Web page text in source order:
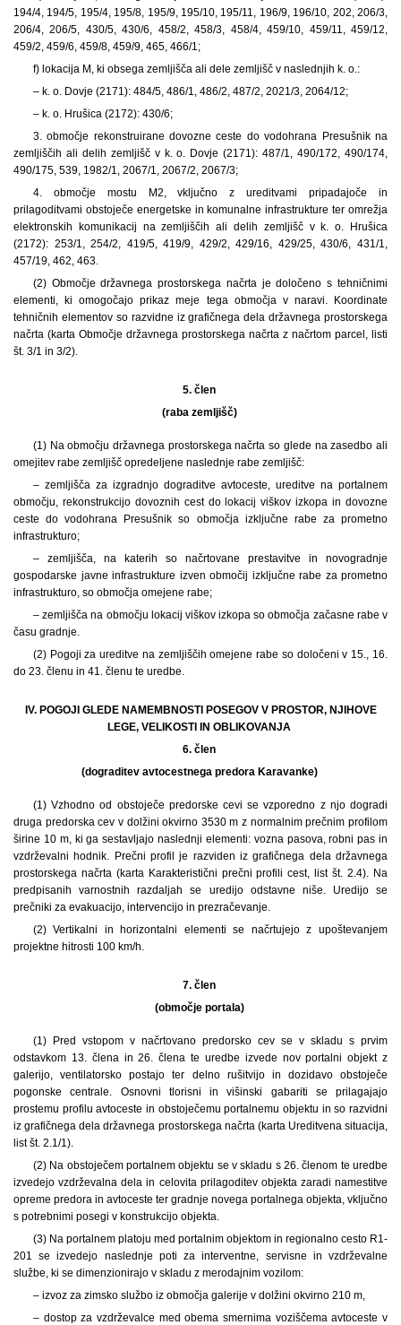
194/4, 194/5, 195/4, 195/8, 195/9, 195/10, 195/11, 196/9, 196/10, 202, 206/3,
206/4, 206/5, 430/5, 430/6, 458/2, 458/3, 458/4, 459/10, 459/11, 459/12,
459/2, 459/6, 459/8, 459/9, 465, 466/1;
f) lokacija M, ki obsega zemljišča ali dele zemljišč v naslednjih k. o.:
– k. o. Dovje (2171): 484/5, 486/1, 486/2, 487/2, 2021/3, 2064/12;
– k. o. Hrušica (2172): 430/6;
3. območje rekonstruirane dovozne ceste do vodohrana Presušnik na
zemljiščih ali delih zemljišč v k. o. Dovje (2171): 487/1, 490/172, 490/174,
490/175, 539, 1982/1, 2067/1, 2067/2, 2067/3;
4. območje mostu M2, vključno z ureditvami pripadajoče in
prilagoditvami obstoječe energetske in komunalne infrastrukture ter omrežja
elektronskih komunikacij na zemljiščih ali delih zemljišč v k. o. Hrušica
(2172): 253/1, 254/2, 419/5, 419/9, 429/2, 429/16, 429/25, 430/6, 431/1,
457/19, 462, 463.
(2) Območje državnega prostorskega načrta je določeno s tehničnimi
elementi, ki omogočajo prikaz meje tega območja v naravi. Koordinate
tehničnih elementov so razvidne iz grafičnega dela državnega prostorskega
načrta (karta Območje državnega prostorskega načrta z načrtom parcel, listi
št. 3/1 in 3/2).
5. člen
(raba zemljišč)
(1) Na območju državnega prostorskega načrta so glede na zasedbo ali
omejitev rabe zemljišč opredeljene naslednje rabe zemljišč:
– zemljišča za izgradnjo dograditve avtoceste, ureditve na portalnem
območju, rekonstrukcijo dovoznih cest do lokacij viškov izkopa in dovozne
ceste do vodohrana Presušnik so območja izključne rabe za prometno
infrastrukturo;
– zemljišča, na katerih so načrtovane prestavitve in novogradnje
gospodarske javne infrastrukture izven območij izključne rabe za prometno
infrastrukturo, so območja omejene rabe;
– zemljišča na območju lokacij viškov izkopa so območja začasne rabe v
času gradnje.
(2) Pogoji za ureditve na zemljiščih omejene rabe so določeni v 15., 16.
do 23. členu in 41. členu te uredbe.
IV. POGOJI GLEDE NAMEMBNOSTI POSEGOV V PROSTOR, NJIHOVE
LEGE, VELIKOSTI IN OBLIKOVANJA
6. člen
(dograditev avtocestnega predora Karavanke)
(1) Vzhodno od obstoječe predorske cevi se vzporedno z njo dogradi
druga predorska cev v dolžini okvirno 3530 m z normalnim prečnim profilom
širine 10 m, ki ga sestavljajo naslednji elementi: vozna pasova, robni pas in
vzdrževalni hodnik. Prečni profil je razviden iz grafičnega dela državnega
prostorskega načrta (karta Karakteristični prečni profili cest, list št. 2.4). Na
predpisanih varnostnih razdaljah se uredijo odstavne niše. Uredijo se
prečniki za evakuacijo, intervencijo in prezračevanje.
(2) Vertikalni in horizontalni elementi se načrtujejo z upoštevanjem
projektne hitrosti 100 km/h.
7. člen
(območje portala)
(1) Pred vstopom v načrtovano predorsko cev se v skladu s prvim
odstavkom 13. člena in 26. člena te uredbe izvede nov portalni objekt z
galerijo, ventilatorsko postajo ter delno rušitvijo in dozidavo obstoječe
pogonske centrale. Osnovni tlorisni in višinski gabariti se prilagajajo
prostemu profilu avtoceste in obstoječemu portalnemu objektu in so razvidni
iz grafičnega dela državnega prostorskega načrta (karta Ureditvena situacija,
list št. 2.1/1).
(2) Na obstoječem portalnem objektu se v skladu s 26. členom te uredbe
izvedejo vzdrževalna dela in celovita prilagoditev objekta zaradi namestitve
opreme predora in avtoceste ter gradnje novega portalnega objekta, vključno
s potrebnimi posegi v konstrukcijo objekta.
(3) Na portalnem platoju med portalnim objektom in regionalno cesto R1-
201 se izvedejo naslednje poti za interventne, servisne in vzdrževalne
službe, ki se dimenzionirajo v skladu z merodajnim vozilom:
– izvoz za zimsko službo iz območja galerije v dolžini okvirno 210 m,
– dostop za vzdrževalce med obema smernima voziščema avtoceste v